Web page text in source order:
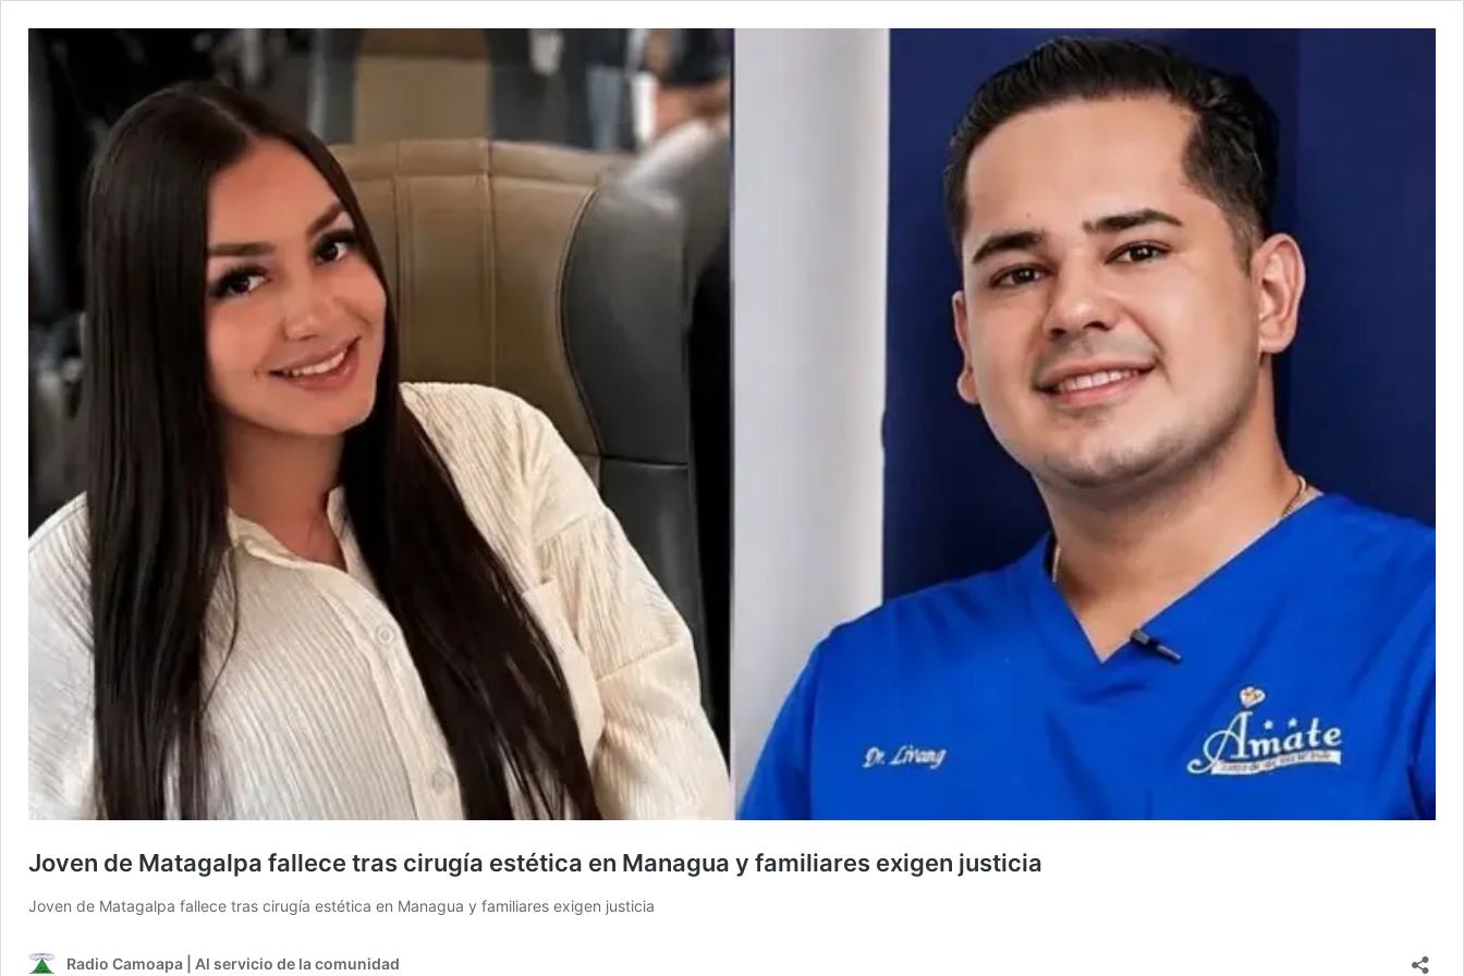
Joven de Matagalpa fallece tras cirugía estética en Managua y familiares exigen justicia
Joven de Matagalpa fallece tras cirugía estética en Managua y familiares exigen justicia
Radio Camoapa | Al servicio de la comunidad